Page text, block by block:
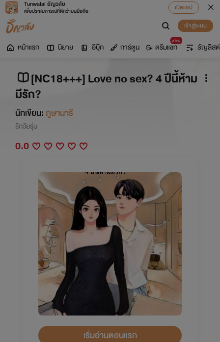
Tunwalai ธัญวลัย
เพื่อประสบการณ์ที่ดีกว่าบนมือถือ
เปิดแอป
เข้าสู่ระบบ
หน้าแรก นิยาย อีบุ๊ก การ์ตูน
มาใหม่
ดรีมแชท ธัญลิสต์
[NC18+++] Love no sex? 4 ปีนี้ห้าม
มีรัก?
นักเขียน:ภูษานารี
รักวัยรุ่น
0.0
เริ่มอ่านตอนแรก